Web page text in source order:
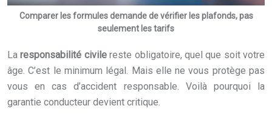
Comparer les formules demande de vérifier les plafonds, pas
seulement les tarifs
Laresponsabilité civilereste obligatoire, quel que soit votre
âge. C’est le minimum légal. Mais elle ne vous protège pas
vous en cas d’accident responsable. Voilà pourquoi la
garantie conducteur devient critique.